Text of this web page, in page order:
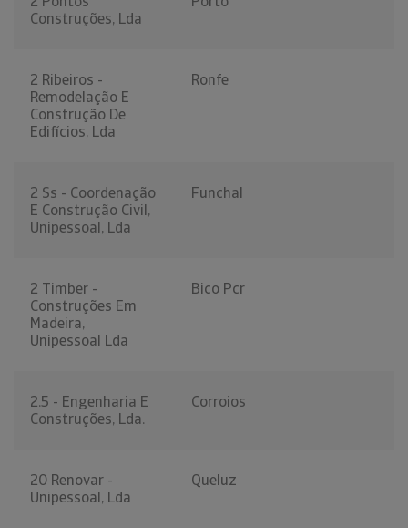
Construções, Lda
2 Ribeiros -
Remodelação E
Construção De
Edifícios, Lda
Ronfe
2 Ss - Coordenação
E Construção Civil,
Unipessoal, Lda
Funchal
2 Timber -
Construções Em
Madeira,
Unipessoal Lda
Bico Pcr
2.5 - Engenharia E
Construções, Lda.
Corroios
20 Renovar -
Unipessoal, Lda
Queluz